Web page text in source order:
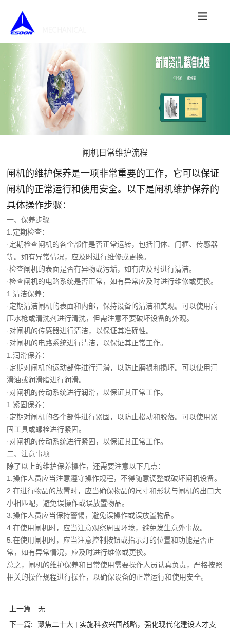
闸机日常维护流程
闸机的维护保养是一项非常重要的工作，它可以保证
闸机的正常运行和使用安全。以下是闸机维护保养的
具体操作步骤：
一、保养步骤
1.定期检查：
·定期检查闸机的各个部件是否正常运转，包括门体、门框、传感器
等。如有异常情况，应及时进行维修或更换。
·检查闸机的表面是否有异物或污垢，如有应及时进行清洁。
·检查闸机的电路系统是否正常，如有异常应及时进行维修或更换。
1.清洁保养：
·定期清洁闸机的表面和内部，保持设备的清洁和美观。可以使用高
压水枪或清洗剂进行清洗，但需注意不要破坏设备的外观。
·对闸机的传感器进行清洁，以保证其准确性。
·对闸机的电路系统进行清洁，以保证其正常工作。
1.润滑保养：
·定期对闸机的运动部件进行润滑，以防止磨损和损坏。可以使用润
滑油或润滑脂进行润滑。
·对闸机的传动系统进行润滑，以保证其正常工作。
1.紧固保养：
·定期对闸机的各个部件进行紧固，以防止松动和脱落。可以使用紧
固工具或螺栓进行紧固。
·对闸机的传动系统进行紧固，以保证其正常工作。
二、注意事项
除了以上的维护保养操作，还需要注意以下几点：
1.操作人员应当注意遵守操作规程，不得随意调整或破坏闸机设备。
2.在进行物品的放置时，应当确保物品的尺寸和形状与闸机的出口大
小相匹配，避免误操作或误放置物品。
3.操作人员应当保持警惕，避免误操作或误放置物品。
4.在使用闸机时，应当注意观察周围环境，避免发生意外事故。
5.在使用闸机时，应当注意控制按钮或指示灯的位置和功能是否正
常，如有异常情况，应及时进行维修或更换。
总之，闸机的维护保养和日常使用需要操作人员认真负责，严格按照
相关的操作规程进行操作，以确保设备的正常运行和使用安全。
上一篇:
无
下一篇:
聚焦二十大 | 实施科教兴国战略，强化现代化建设人才支